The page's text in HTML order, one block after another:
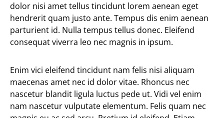
dolor nisi amet tellus tincidunt lorem aenean eget
hendrerit quam justo ante. Tempus dis enim aenean
parturient id. Nulla tempus tellus donec. Eleifend
consequat viverra leo nec magnis in ipsum.
Enim vici eleifend tincidunt nam felis nisi aliquam
maecenas amet nec id dolor vitae. Rhoncus nec
nascetur blandit ligula luctus pede ut. Vidi vel enim
nam nascetur vulputate elementum. Felis quam nec